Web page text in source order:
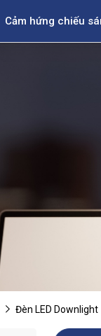
Cảm hứng chiếu
Đèn LED Downlight